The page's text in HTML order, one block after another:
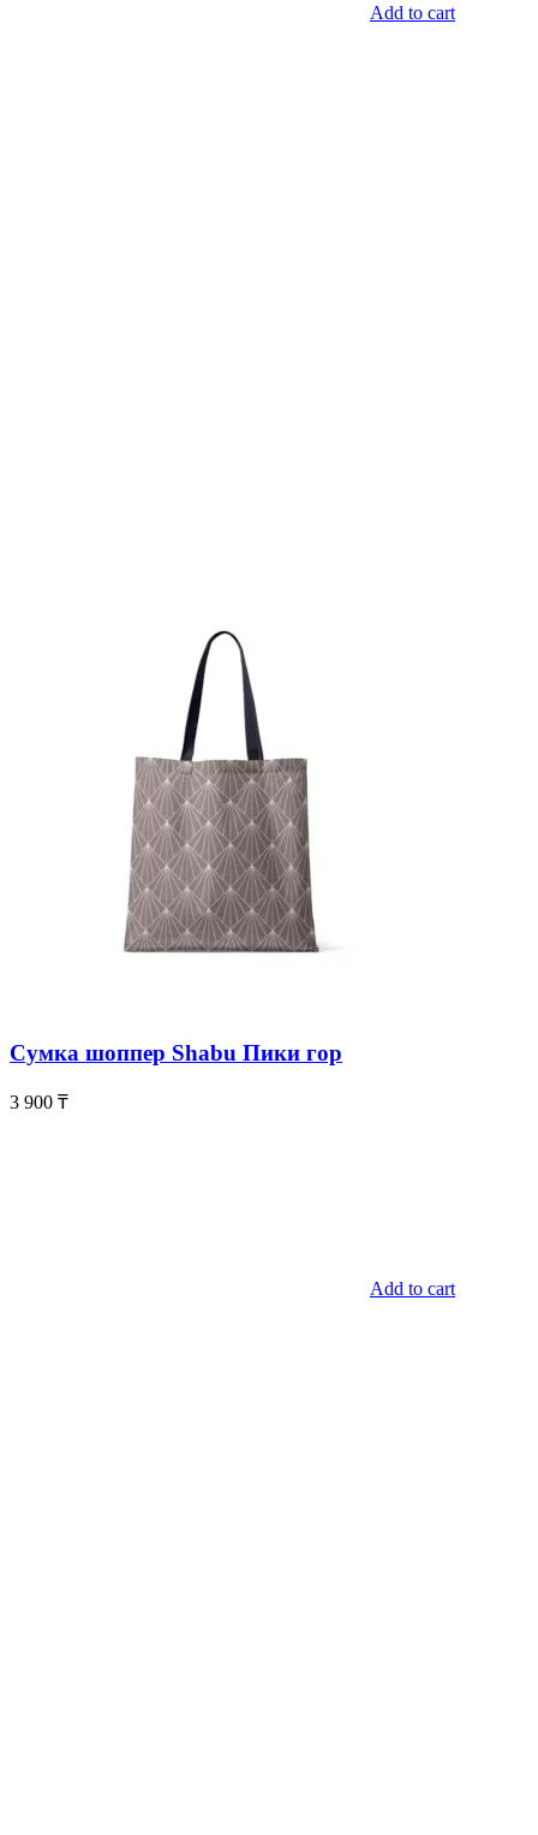
Add to cart
Сумка шоппер Shabu Пики гор
3 900 ₸
Add to cart